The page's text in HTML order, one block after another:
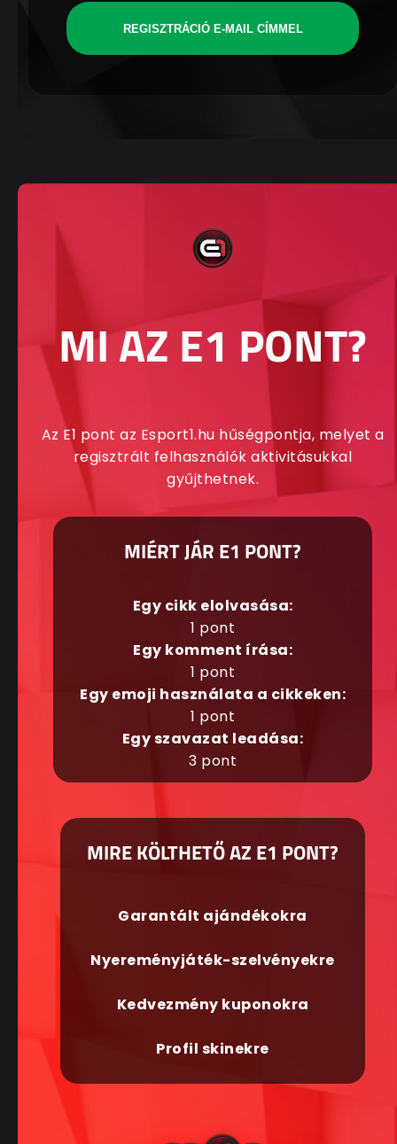
REGISZTRÁCIÓ E-MAIL CÍMMEL
MI AZ E1 PONT?
Az E1 pont az Esport1.hu hűségpontja, melyet a
regisztrált felhasználók aktivitásukkal
gyűjthetnek.
MIÉRT JÁR E1 PONT?
Egy cikk elolvasása:
1 pont
Egy komment írása:
1 pont
Egy emoji használata a cikkeken:
1 pont
Egy szavazat leadása:
3 pont
MIRE KÖLTHETŐ AZ E1 PONT?
Garantált ajándékokra
Nyereményjáték-szelvényekre
Kedvezmény kuponokra
Profil skinekre